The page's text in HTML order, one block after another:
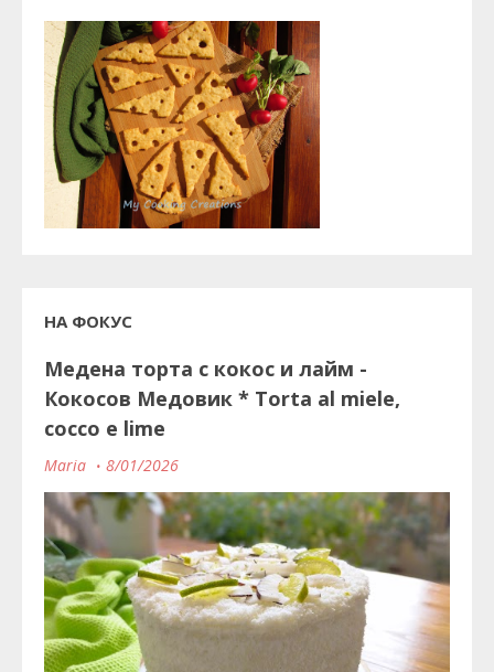
НА ФОКУС
Медена торта с кокос и лайм -
Кокосов Медовик * Torta al miele,
cocco e lime
Maria 8/01/2026